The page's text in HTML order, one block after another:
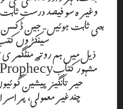
وغیرہ سو فیصد درست ثابت
بھی ثابت ہوئیں۔ جین ڈکسن
سینکڑوں
حیرتانگیز پیشین
چندغیرمعمولی،